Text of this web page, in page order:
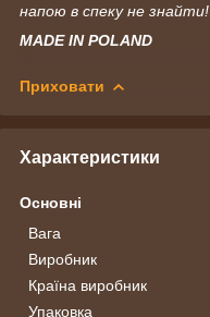
напою в спеку не знайти!
MADE IN POLAND
Приховати
Характеристики
Основні
Вага
Виробник
Країна виробник
Упаковка